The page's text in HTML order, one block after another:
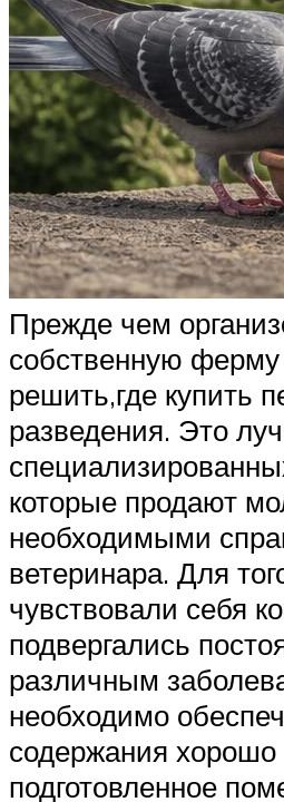
Прежде чем
собственную ферму
решить,где купить
разведения. Это
которые продают
необходимыми
ветеринара. Для
чувствовали себя
подвергались
различным
необходимо
содержания хорошо
подготовленное